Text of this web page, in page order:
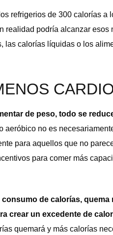
refrigerios de 300 calorías
realidad podría alcanzar
las calorías líquidas o los
de peso, todo se
aeróbico no es
para aquellos que no
para comer más
de calorías,
crear un excedente de
quemará y más calorías